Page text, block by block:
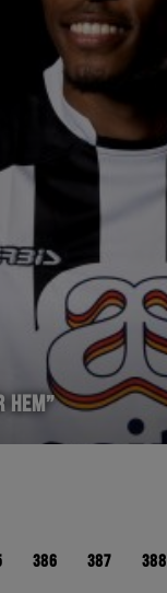
HEM”
386 387 388